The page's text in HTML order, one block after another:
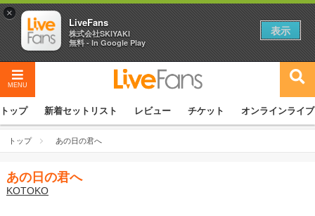
MENU
トップ 新着セットリスト レビュー チケット オンラインライブ
トップ あの日の君へ
あの日の君へ
KOTOKO
×
LiveFans
株式会社SKIYAKI
無料 - In Google Play
表示